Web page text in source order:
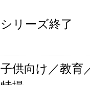
シリーズ終了
子供向け／教育